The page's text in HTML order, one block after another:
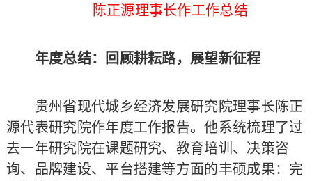
陈正源理事长作工作总结
年度总结：回顾耕耘路，展望新征程
贵州省现代城乡经济发展研究院理事长陈正
源代表研究院作年度工作报告。他系统梳理了过
去一年研究院在课题研究、教育培训、决策咨
询、品牌建设、平台搭建等方面的丰硕成果：完